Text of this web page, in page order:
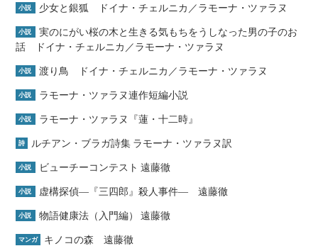
小説 少女と銀狐 ドイナ・チェルニカ／ラモーナ・ツァラヌ
小説
実のにがい桜の木と生きる気もちをうしなった男の子のお
話 ドイナ・チェルニカ／ラモーナ・ツァラヌ
小説 渡り鳥 ドイナ・チェルニカ／ラモーナ・ツァラヌ
小説 ラモーナ・ツァラヌ連作短編小説
小説 ラモーナ・ツァラヌ『蓮・十二時』
詩 ルチアン・ブラガ詩集 ラモーナ・ツァラヌ訳
小説 ビューチーコンテスト 遠藤徹
小説 虚構探偵―『三四郎』殺人事件― 遠藤徹
小説 物語健康法（入門編） 遠藤徹
マンガ キノコの森 遠藤徹